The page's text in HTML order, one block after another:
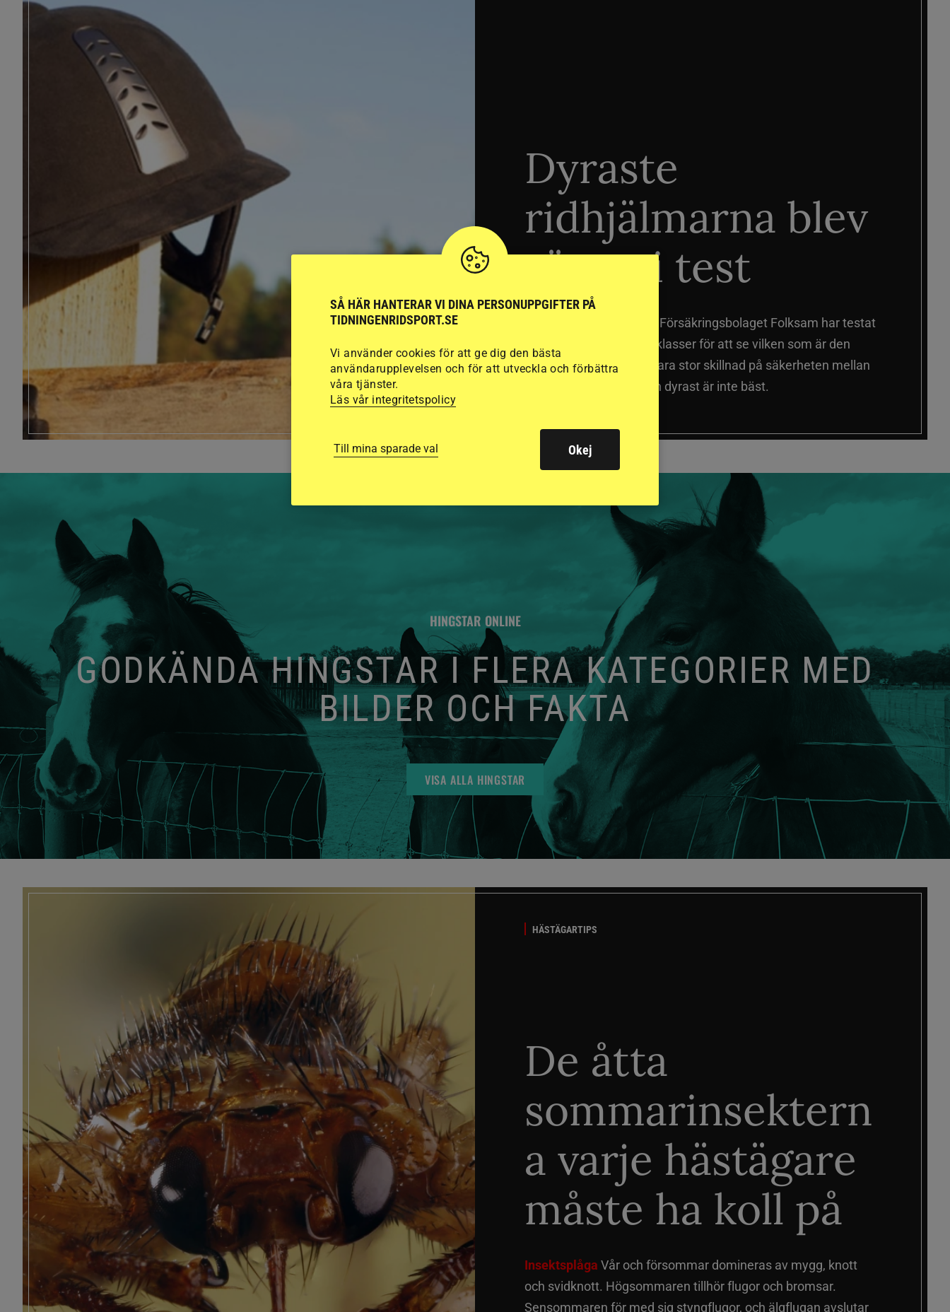
Dyraste
ridhjälmarna blev
sämst i test
Försäkringsbolaget Folksam har testat
15 ridhjälmar i olika prisklasser för att se vilken som är den
säkraste. Det visar sig vara stor skillnad på säkerheten mellan
de olika hjälmarna – och dyrast är inte bäst.
HINGSTAR ONLINE
GODKÄNDA HINGSTAR I FLERA KATEGORIER MED
BILDER OCH FAKTA
VISA ALLA HINGSTAR
HÄSTÄGARTIPS
De åtta
sommarinsektern
a varje hästägare
måste ha koll på
Insektsplåga Vår och försommar domineras av mygg, knott
och svidknott. Högsommaren tillhör flugor och bromsar.
Sensommaren för med sig styngflugor, och älgflugan avslutar
SÅ HÄR HANTERAR VI DINA PERSONUPPGIFTER PÅ
TIDNINGENRIDSPORT.SE
Vi använder cookies för att ge dig den bästa
användarupplevelsen och för att utveckla och förbättra
våra tjänster.
Läs vår integritetspolicy
Till mina sparade val Okej